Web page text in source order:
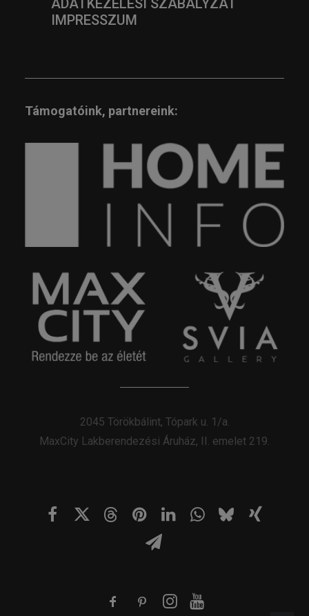
ADATKEZELÉSI SZABÁLYZAT
IMPRESSZUM
Támogatóink, partnereink:
2045 Törökbálint, Tópark u. 1/a.
MaxCity Lakberendezési Áruház, II. emelet 219.